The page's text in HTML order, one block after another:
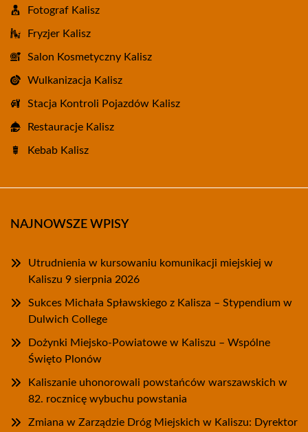
Fotograf Kalisz
Fryzjer Kalisz
Salon Kosmetyczny Kalisz
Wulkanizacja Kalisz
Stacja Kontroli Pojazdów Kalisz
Restauracje Kalisz
Kebab Kalisz
NAJNOWSZE WPISY
Utrudnienia w kursowaniu komunikacji miejskiej w
Kaliszu 9 sierpnia 2026
Sukces Michała Spławskiego z Kalisza – Stypendium w
Dulwich College
Dożynki Miejsko-Powiatowe w Kaliszu – Wspólne
Święto Plonów
Kaliszanie uhonorowali powstańców warszawskich w
82. rocznicę wybuchu powstania
Zmiana w Zarządzie Dróg Miejskich w Kaliszu: Dyrektor